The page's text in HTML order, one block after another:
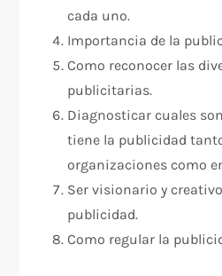
cada uno.
Importancia de la
Como reconocer las
publicitarias.
Diagnosticar cuales
tiene la publicidad
organizaciones como
Ser visionario y
publicidad.
Como regular la